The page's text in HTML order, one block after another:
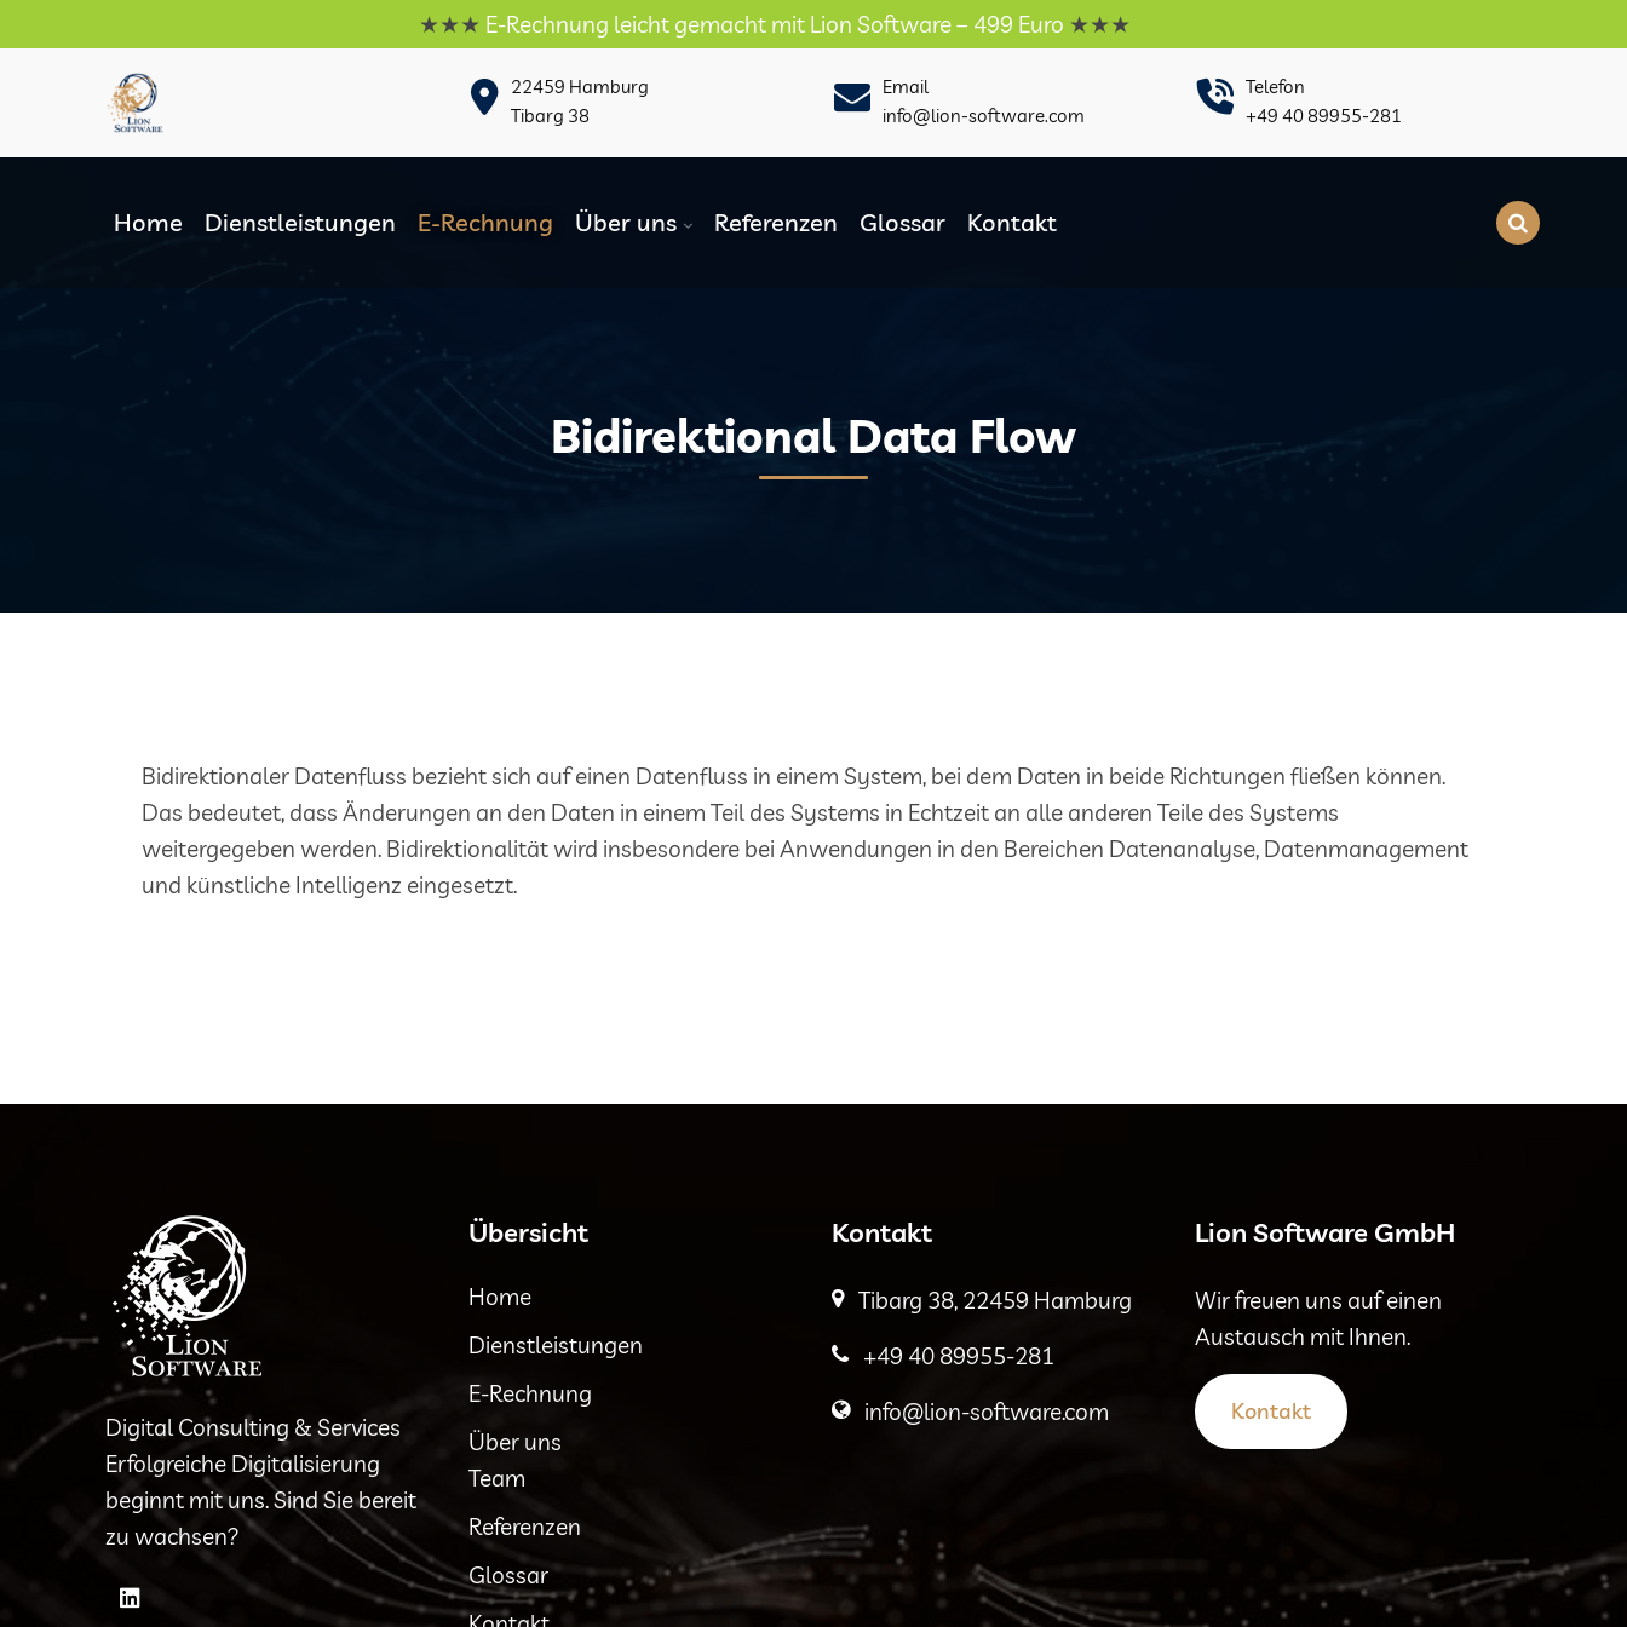
E-Rechnung leicht gemacht mit Lion Software – 499 Euro★★★
22459 Hamburg
Tibarg 38
Email
info@lion-software.com
Telefon
+49 40 89955-281
Home Dienstleistungen E-Rechnung Über uns Referenzen Glossar Kontakt
Bidirektional Data Flow
Bidirektionaler Datenfluss bezieht sich auf einen Datenfluss in einem System, bei dem Daten in beide Richtungen fließen können.
Das bedeutet, dass Änderungen an den Daten in einem Teil des Systems in Echtzeit an alle anderen Teile des Systems
weitergegeben werden. Bidirektionalität wird insbesondere bei Anwendungen in den Bereichen Datenanalyse, Datenmanagement
und künstliche Intelligenz eingesetzt.
Digital Consulting & Services
Erfolgreiche Digitalisierung
beginnt mit uns. Sind Sie bereit
zu wachsen?
Übersicht
Home
Dienstleistungen
E-Rechnung
Über uns
Team
Referenzen
Glossar
Kontakt
Tibarg 38, 22459 Hamburg
+49 40 89955-281
info@lion-software.com
Lion Software GmbH
Wir freuen uns auf einen
Austausch mit Ihnen.
Kontakt